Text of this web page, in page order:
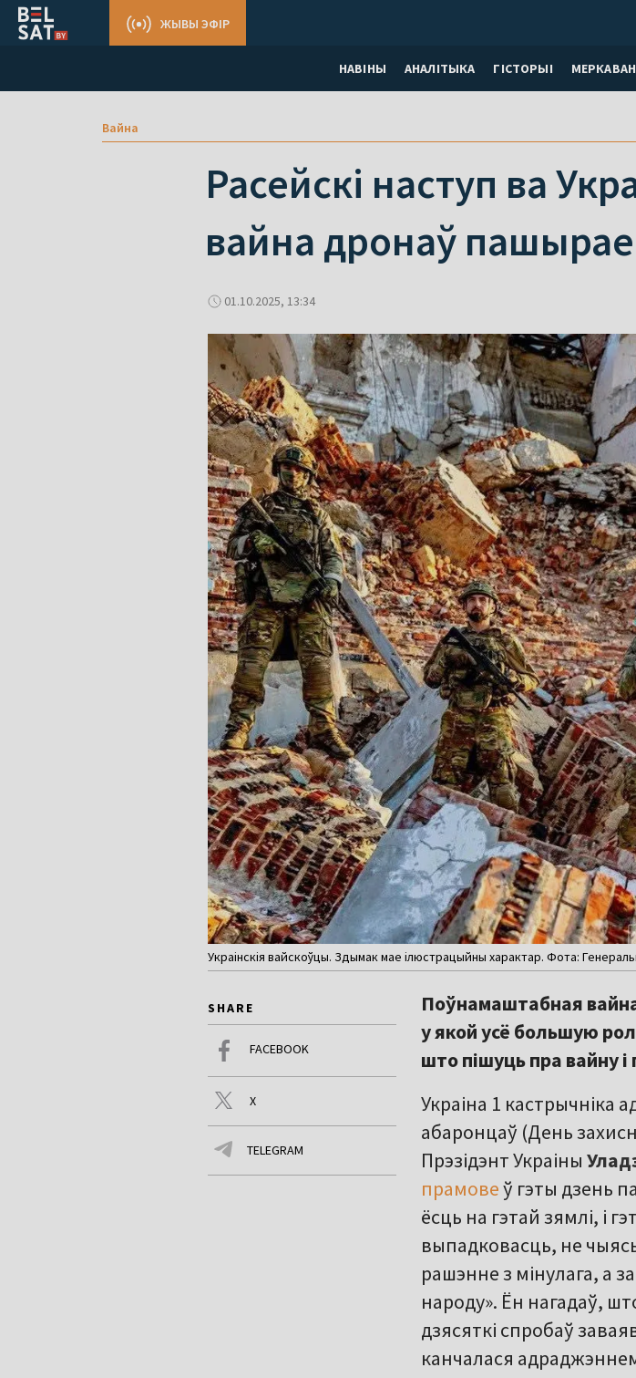
НАВІНЫ АНАЛІТЫКА ГІСТОРЫІ
ЖЫВЫ ЭФІР
Вайна
Расейскі наступ ва
вайна дронаў
01.10.2025, 13:34
Украінскія вайскоўцы. Здымак мае ілюстрацыйны характар. Фота:
SHARE
FACEBOOK
X
TELEGRAM
Поўнамаштабная вайна
у якой усё большую
што пішуць пра вайну
Украіна 1 кастрычніка
абаронцаў (День
Прэзідэнт Украіны
прамовеў гэты дзень
ёсць на гэтай зямлі, і
выпадковасць, не
рашэнне з мінулага, а
народу». Ён нагадаў,
дзясяткі спробаў
канчалася